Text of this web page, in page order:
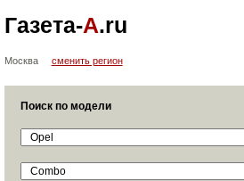
Газета-А.ru
Москва сменить регион
Поиск по модели